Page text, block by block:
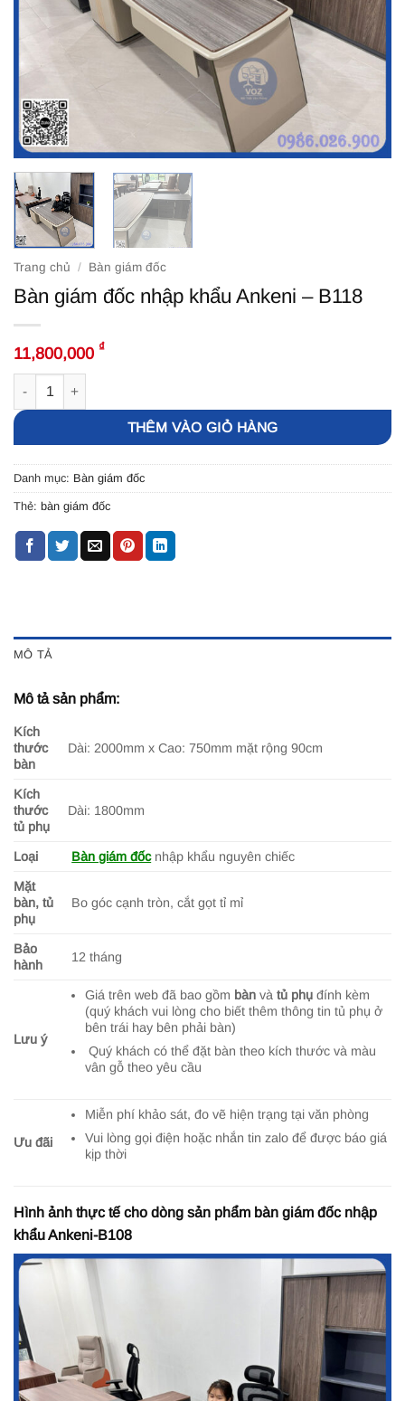
Trang chủ / Bàn giám đốc
Bàn giám đốc nhập khẩu Ankeni – B118
11,800,000 ₫
THÊM VÀO GIỎ HÀNG
Danh mục: Bàn giám đốc
Thẻ: bàn giám đốc
MÔ TẢ
Mô tả sản phẩm:
Kích
thước
bàn
Dài: 2000mm x Cao: 750mm mặt rộng 90cm
Kích
thước
tủ phụ
Dài: 1800mm
Loại Bàn giám đốcnhập khẩu nguyên chiếc
Mặt
bàn, tủ
phụ
Bo góc cạnh tròn, cắt gọt tỉ mỉ
Bảo
hành
12 tháng
Lưu ý
Giá trên web đã bao gồm bànvà tủ phụđính kèm
(quý khách vui lòng cho biết thêm thông tin tủ phụ ở
bên trái hay bên phải bàn)
Quý khách có thể đặt bàn theo kích thước và màu
vân gỗ theo yêu cầu
Ưu đãi
Miễn phí khảo sát, đo vẽ hiện trạng tại văn phòng
Vui lòng gọi điện hoặc nhắn tin zalo để được báo giá
kịp thời
Hình ảnh thực tế cho dòng sản phẩm bàn giám đốc nhập
khẩu Ankeni-B108